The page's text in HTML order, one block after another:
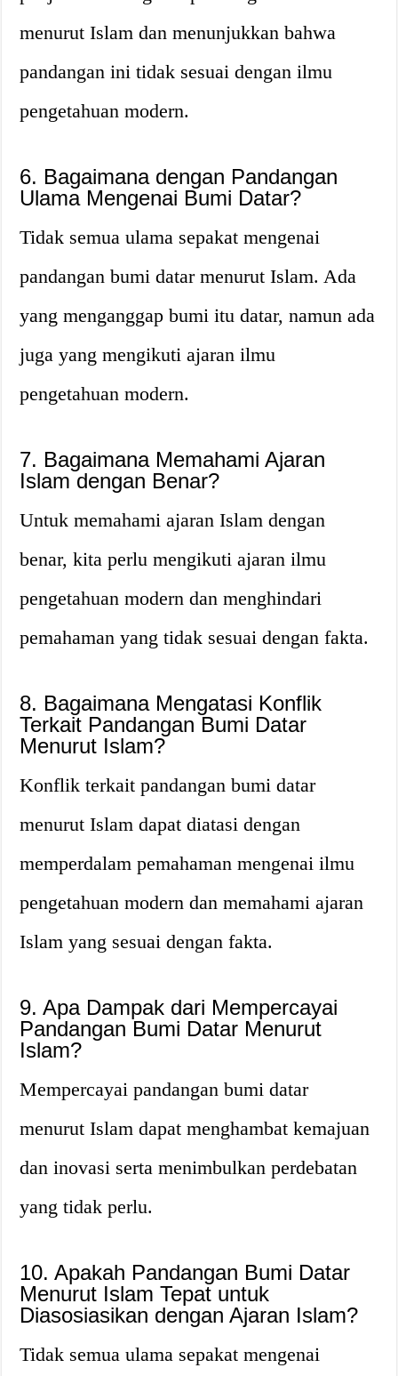
menurut Islam dan menunjukkan bahwa
pandangan ini tidak sesuai dengan ilmu
pengetahuan modern.
6. Bagaimana dengan Pandangan
Ulama Mengenai Bumi Datar?
Tidak semua ulama sepakat mengenai
pandangan bumi datar menurut Islam. Ada
yang menganggap bumi itu datar, namun ada
juga yang mengikuti ajaran ilmu
pengetahuan modern.
7. Bagaimana Memahami Ajaran
Islam dengan Benar?
Untuk memahami ajaran Islam dengan
benar, kita perlu mengikuti ajaran ilmu
pengetahuan modern dan menghindari
pemahaman yang tidak sesuai dengan fakta.
8. Bagaimana Mengatasi Konflik
Terkait Pandangan Bumi Datar
Menurut Islam?
Konflik terkait pandangan bumi datar
menurut Islam dapat diatasi dengan
memperdalam pemahaman mengenai ilmu
pengetahuan modern dan memahami ajaran
Islam yang sesuai dengan fakta.
9. Apa Dampak dari Mempercayai
Pandangan Bumi Datar Menurut
Islam?
Mempercayai pandangan bumi datar
menurut Islam dapat menghambat kemajuan
dan inovasi serta menimbulkan perdebatan
yang tidak perlu.
10. Apakah Pandangan Bumi Datar
Menurut Islam Tepat untuk
Diasosiasikan dengan Ajaran Islam?
Tidak semua ulama sepakat mengenai